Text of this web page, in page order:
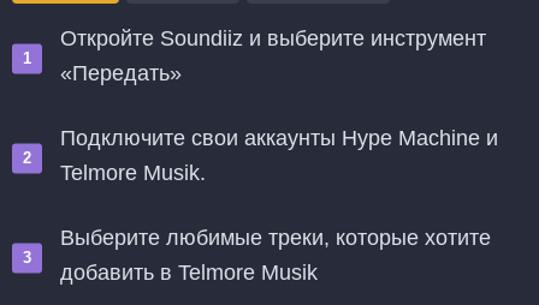
Откройте Soundiiz и выберите инструмент
«Передать»
Подключите свои аккаунты Hype Machine и
Telmore Musik.
Выберите любимые треки, которые хотите
добавить в Telmore Musik